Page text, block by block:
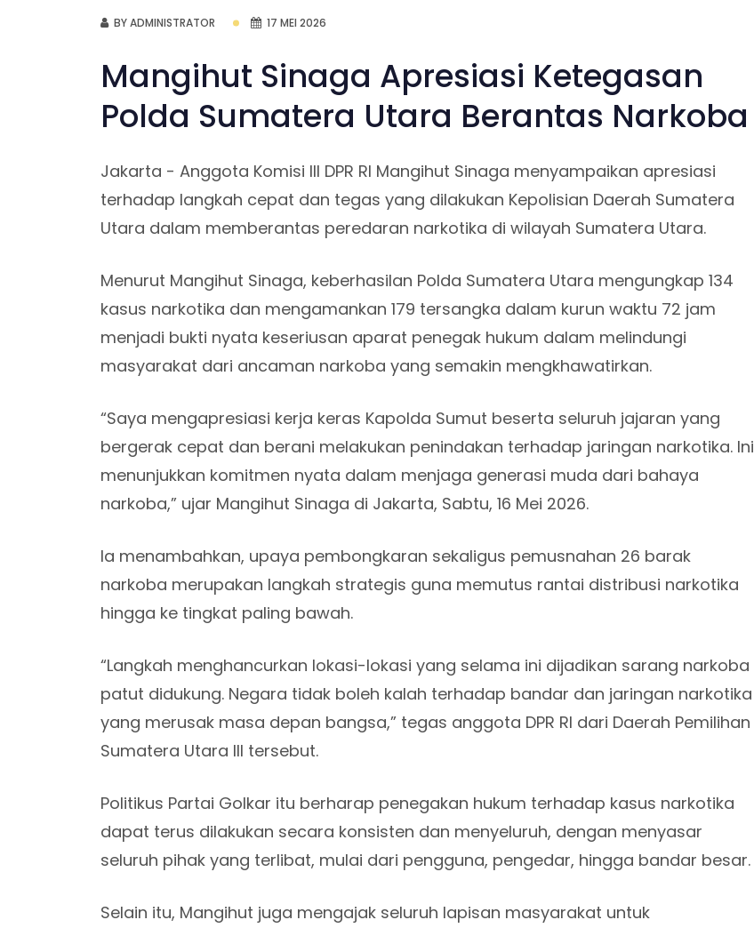
BY ADMINISTRATOR 17 MEI 2026
Mangihut Sinaga Apresiasi Ketegasan
Polda Sumatera Utara Berantas Narkoba
Jakarta - Anggota Komisi III DPR RI Mangihut Sinaga menyampaikan apresiasi
terhadap langkah cepat dan tegas yang dilakukan Kepolisian Daerah Sumatera
Utara dalam memberantas peredaran narkotika di wilayah Sumatera Utara.
Menurut Mangihut Sinaga, keberhasilan Polda Sumatera Utara mengungkap 134
kasus narkotika dan mengamankan 179 tersangka dalam kurun waktu 72 jam
menjadi bukti nyata keseriusan aparat penegak hukum dalam melindungi
masyarakat dari ancaman narkoba yang semakin mengkhawatirkan.
“Saya mengapresiasi kerja keras Kapolda Sumut beserta seluruh jajaran yang
bergerak cepat dan berani melakukan penindakan terhadap jaringan narkotika. Ini
menunjukkan komitmen nyata dalam menjaga generasi muda dari bahaya
narkoba,” ujar Mangihut Sinaga di Jakarta, Sabtu, 16 Mei 2026.
Ia menambahkan, upaya pembongkaran sekaligus pemusnahan 26 barak
narkoba merupakan langkah strategis guna memutus rantai distribusi narkotika
hingga ke tingkat paling bawah.
“Langkah menghancurkan lokasi-lokasi yang selama ini dijadikan sarang narkoba
patut didukung. Negara tidak boleh kalah terhadap bandar dan jaringan narkotika
yang merusak masa depan bangsa,” tegas anggota DPR RI dari Daerah Pemilihan
Sumatera Utara III tersebut.
Politikus Partai Golkar itu berharap penegakan hukum terhadap kasus narkotika
dapat terus dilakukan secara konsisten dan menyeluruh, dengan menyasar
seluruh pihak yang terlibat, mulai dari pengguna, pengedar, hingga bandar besar.
Selain itu, Mangihut juga mengajak seluruh lapisan masyarakat untuk